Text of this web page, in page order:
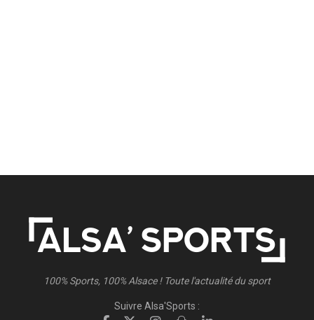
100% Sports, 100% Alsace ! Toute l'actualité du sport
Suivre Alsa'Sports :